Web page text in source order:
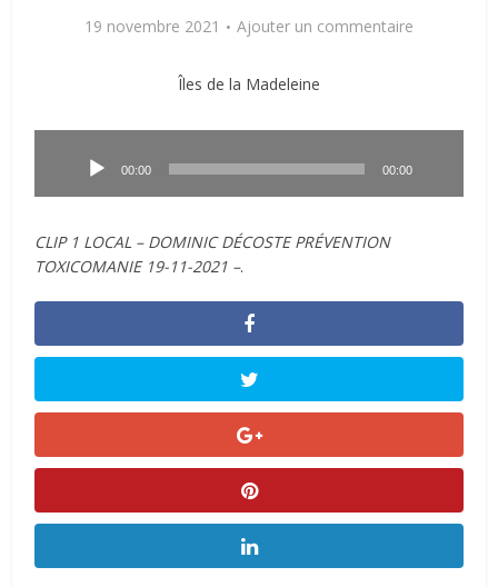
19 novembre 2021 Ajouter un commentaire
Îles de la Madeleine
00:00 00:00
CLIP 1 LOCAL – DOMINIC DÉCOSTE PRÉVENTION
TOXICOMANIE 19-11-2021 –.